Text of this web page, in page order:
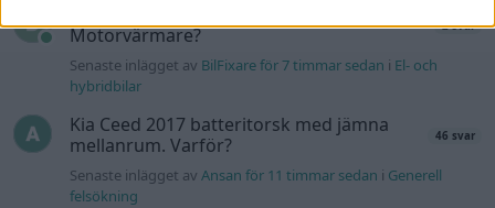
Motorvärmare?
2 svar
Senaste inlägget av BilFixare för 7 timmar sedan i El- och
hybridbilar
Kia Ceed 2017 batteritorsk med jämna
mellanrum. Varför?
46 svar
Senaste inlägget avAnsan för 11 timmar sedan i Generell
felsökning